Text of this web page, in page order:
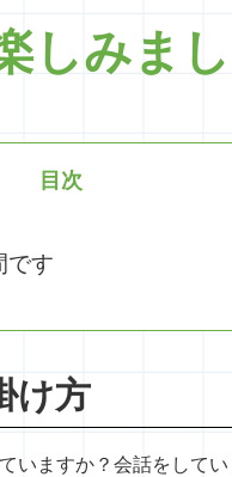
しみま
目次
です
け方
いますか？会話をしてい